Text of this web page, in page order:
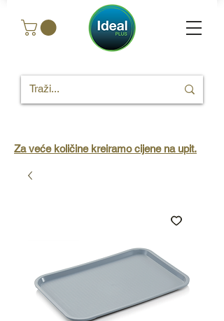
Za veće količine kreiramo cijene na upit.